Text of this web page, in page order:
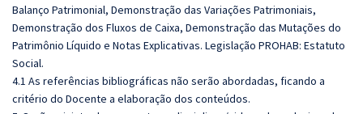
Balanço Patrimonial, Demonstração das Variações Patrimoniais,
Demonstração dos Fluxos de Caixa, Demonstração das Mutações do
Patrimônio Líquido e Notas Explicativas. Legislação PROHAB: Estatuto
Social.
4.1 As referências bibliográficas não serão abordadas, ficando a
critério do Docente a elaboração dos conteúdos.